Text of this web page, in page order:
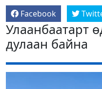
Facebook
Улаанбаатарт
дулаан байна